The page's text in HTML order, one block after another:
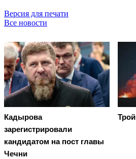
Версия для печати
Все новости
Кадырова
зарегистрировали
кандидатом на пост главы
Чечни